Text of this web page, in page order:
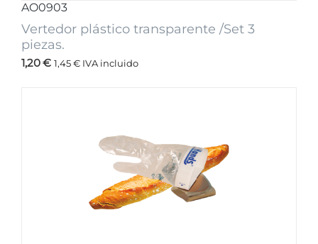
AO0903
Vertedor plástico transparente /Set 3
piezas.
1,20€ 1,45€ IVA incluido